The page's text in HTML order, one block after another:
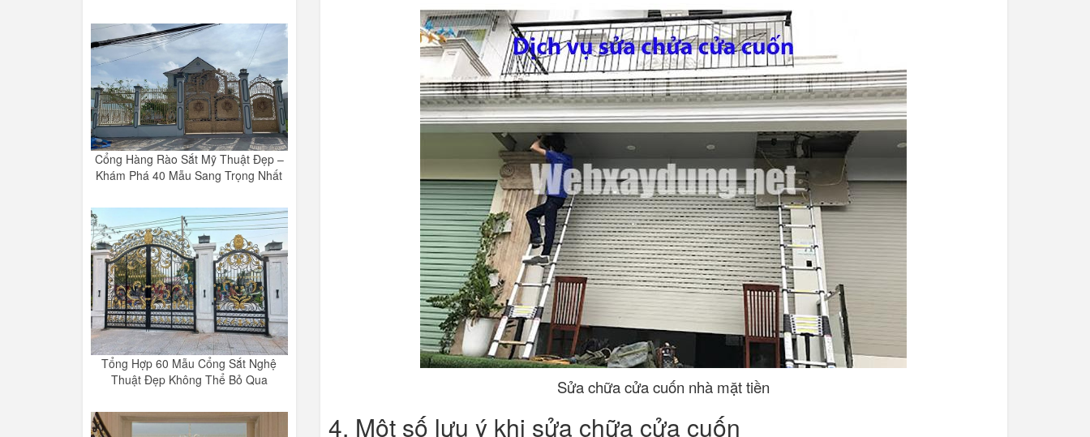
Cổng Hàng Rào Sắt Mỹ Thuật Đẹp –
Khám Phá 40 Mẫu Sang Trọng Nhất
Tổng Hợp 60 Mẫu Cổng Sắt Nghệ
Thuật Đẹp Không Thể Bỏ Qua
Sửa chữa cửa cuốn nhà mặt tiền
4. Một số lưu ý khi sửa chữa cửa cuốn